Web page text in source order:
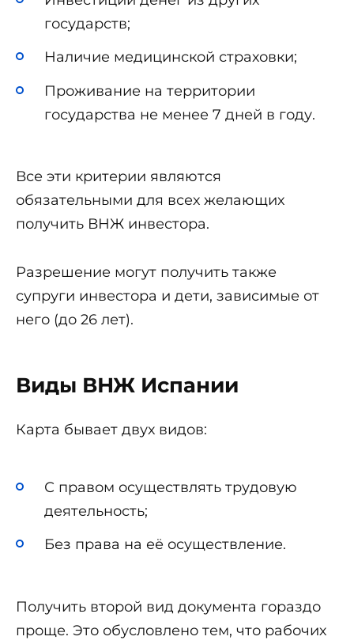
государств;
Наличие медицинской страховки;
Проживание на территории
государства не менее 7 дней в году.
Все эти критерии являются
обязательными для всех желающих
получить ВНЖ инвестора.
Разрешение могут получить также
супруги инвестора и дети, зависимые от
него (до 26 лет).
Виды ВНЖ Испании
Карта бывает двух видов:
С правом осуществлять трудовую
деятельность;
Без права на её осуществление.
Получить второй вид документа гораздо
проще. Это обусловлено тем, что рабочих